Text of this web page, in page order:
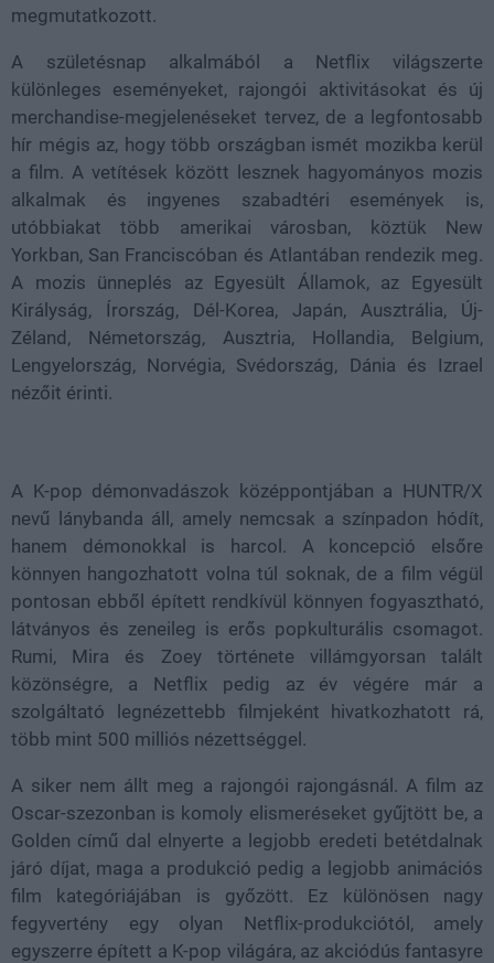
megmutatkozott.
A születésnap alkalmából a Netflix világszerte
különleges eseményeket, rajongói aktivitásokat és új
merchandise-megjelenéseket tervez, de a legfontosabb
hír mégis az, hogy több országban ismét mozikba kerül
a film. A vetítések között lesznek hagyományos mozis
alkalmak és ingyenes szabadtéri események is,
utóbbiakat több amerikai városban, köztük New
Yorkban, San Franciscóban és Atlantában rendezik meg.
A mozis ünneplés az Egyesült Államok, az Egyesült
Királyság, Írország, Dél-Korea, Japán, Ausztrália, Új-
Zéland, Németország, Ausztria, Hollandia, Belgium,
Lengyelország, Norvégia, Svédország, Dánia és Izrael
nézőit érinti.
A K-pop démonvadászok középpontjában a HUNTR/X
nevű lánybanda áll, amely nemcsak a színpadon hódít,
hanem démonokkal is harcol. A koncepció elsőre
könnyen hangozhatott volna túl soknak, de a film végül
pontosan ebből épített rendkívül könnyen fogyasztható,
látványos és zeneileg is erős popkulturális csomagot.
Rumi, Mira és Zoey története villámgyorsan talált
közönségre, a Netflix pedig az év végére már a
szolgáltató legnézettebb filmjeként hivatkozhatott rá,
több mint 500 milliós nézettséggel.
A siker nem állt meg a rajongói rajongásnál. A film az
Oscar-szezonban is komoly elismeréseket gyűjtött be, a
Golden című dal elnyerte a legjobb eredeti betétdalnak
járó díjat, maga a produkció pedig a legjobb animációs
film kategóriájában is győzött. Ez különösen nagy
fegyvertény egy olyan Netflix-produkciótól, amely
egyszerre épített a K-pop világára, az akciódús fantasyre